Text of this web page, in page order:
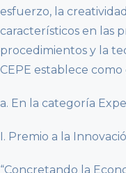
esfuerzo, la
característicos en las
procedimientos y la
CEPE establece como
a. En la categoría
I. Premio a la
“Concretando la